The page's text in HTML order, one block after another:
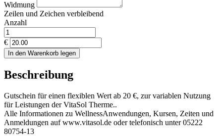
Widmung
Zeilen und Zeichen verbleibend
Anzahl
€
In den Warenkorb legen
Beschreibung
Gutschein für einen flexiblen Wert ab 20 €, zur variablen Nutzung
für Leistungen der VitaSol Therme..
Alle Informationen zu WellnessAnwendungen, Kursen, Zeiten und
Anmeldungen auf www.vitasol.de oder telefonisch unter 05222
80754-13